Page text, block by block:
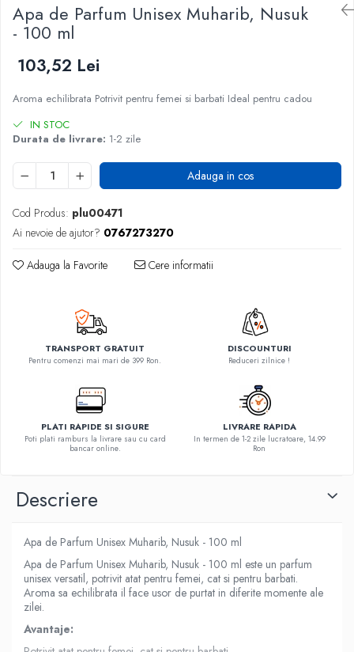
Apa de Parfum Unisex Muharib, Nusuk
- 100 ml
103,52 Lei
Aroma echilibrata Potrivit pentru femei si barbati Ideal pentru cadou
IN STOC
Durata de livrare: 1-2 zile
Adauga in cos
Cod Produs: plu00471
Ai nevoie de ajutor? 0767273270
Adauga la Favorite Cere informatii
TRANSPORT GRATUIT
Pentru comenzi mai mari de 399 Ron.
DISCOUNTURI
Reduceri zilnice !
PLATI RAPIDE SI SIGURE
Poti plati ramburs la livrare sau cu card
bancar online.
LIVRARE RAPIDA
In termen de 1-2 zile lucratoare, 14.99
Ron
Descriere
Apa de Parfum Unisex Muharib, Nusuk - 100 ml
Apa de Parfum Unisex Muharib, Nusuk - 100 ml este un parfum
unisex versatil, potrivit atat pentru femei, cat si pentru barbati.
Aroma sa echilibrata il face usor de purtat in diferite momente ale
zilei.
Avantaje: